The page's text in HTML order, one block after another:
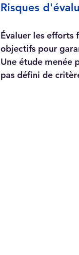
Risques
Évaluer les efforts
objectifs pour
Une étude menée
pas défini de